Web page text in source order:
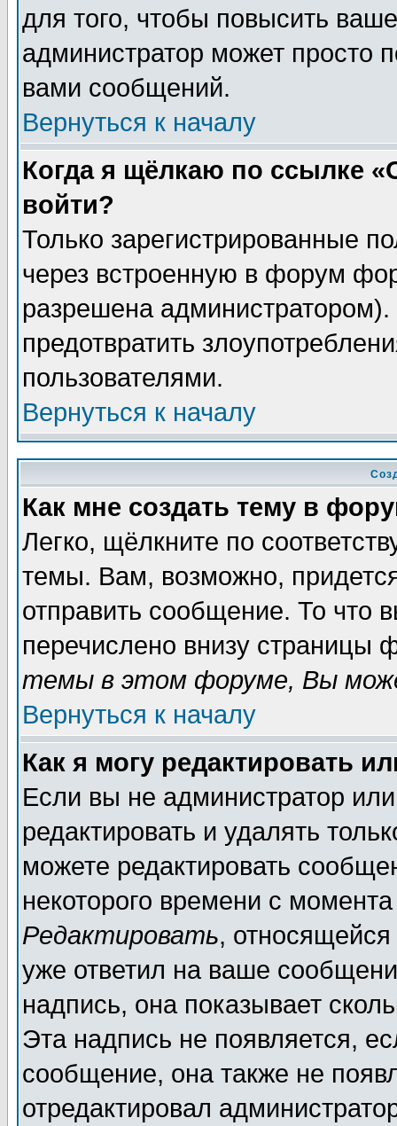
для того, чтобы повысить
администратор может просто
вами сообщений.
Вернуться к началу
Когда я щёлкаю по ссылке
войти?
Только зарегистрированные
через встроенную в форум
разрешена
предотвратить
пользователями.
Вернуться к началу
Как мне создать тему в
Легко, щёлкните по
темы. Вам, возможно,
отправить сообщение. То что
перечислено внизу страницы
темы в этом форуме, Вы
Вернуться к началу
Как я могу редактировать
Если вы не администратор
редактировать и удалять
можете редактировать
некоторого времени с
Редактировать,
уже ответил на ваше
надпись, она показывает
Эта надпись не появляется,
сообщение, она также не
отредактировал